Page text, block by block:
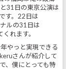
31日の東京公演は
す。22日は
ルの31日は
くれます。
やっと実現できる
さんが紹介して
、僕にとっても特